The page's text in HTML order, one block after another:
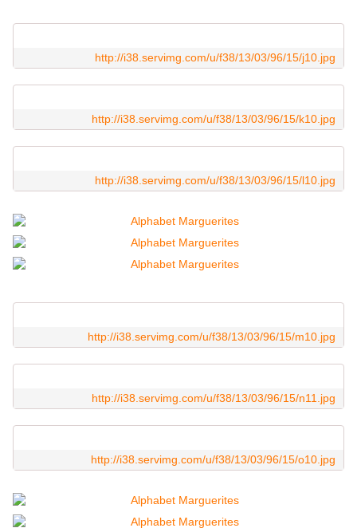
http://i38.servimg.com/u/f38/13/03/96/15/j10.jpg
http://i38.servimg.com/u/f38/13/03/96/15/k10.jpg
http://i38.servimg.com/u/f38/13/03/96/15/l10.jpg
http://i38.servimg.com/u/f38/13/03/96/15/m10.jpg
http://i38.servimg.com/u/f38/13/03/96/15/n11.jpg
http://i38.servimg.com/u/f38/13/03/96/15/o10.jpg